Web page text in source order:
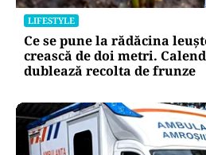
LIFESTYLE
Ce se pune la rădăcina
crească de doi metri.
dublează recolta de frunze